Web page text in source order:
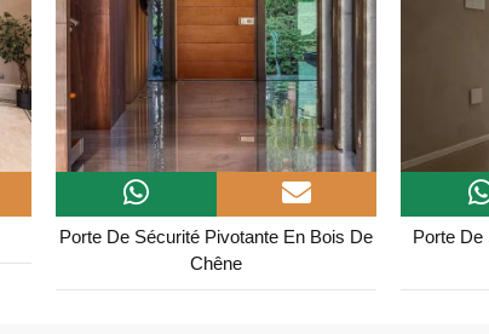
Porte De Sécurité Pivotante En Bois De
Chêne
Porte De